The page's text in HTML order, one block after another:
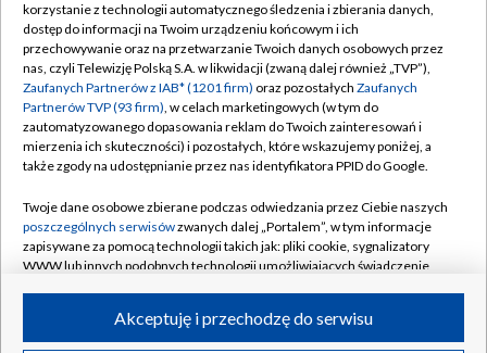
TVP
Abonament TVP
Emisja w TVP
Centrum informacji TVP
Naziemna Telewizja Cyfrowa
Rada Programowa
System NOS
Informacje o nadawcy
Program dla prasy
Regulamin TVP
Polityka prywatności
Moje zgody
Pomoc
Kontakt
Kanały
korzystanie z technologii automatycznego śledzenia i zbierania danych,
dostęp do informacji na Twoim urządzeniu końcowym i ich
przechowywanie oraz na przetwarzanie Twoich danych osobowych przez
nas, czyli Telewizję Polską S.A. w likwidacji (zwaną dalej również „TVP”),
Zaufanych Partnerów z IAB* (1201 firm) oraz pozostałych Zaufanych
Partnerów TVP (93 firm), w celach marketingowych (w tym do
zautomatyzowanego dopasowania reklam do Twoich zainteresowań i
mierzenia ich skuteczności) i pozostałych, które wskazujemy poniżej, a
także zgody na udostępnianie przez nas identyfikatora PPID do Google.
Twoje dane osobowe zbierane podczas odwiedzania przez Ciebie naszych
poszczególnych serwisówzwanych dalej „Portalem”, w tym informacje
zapisywane za pomocą technologii takich jak: pliki cookie, sygnalizatory
WWW lub innych podobnych technologii umożliwiających świadczenie
ruchu w Internecie.Akceptuję i przechodzę do serwisu